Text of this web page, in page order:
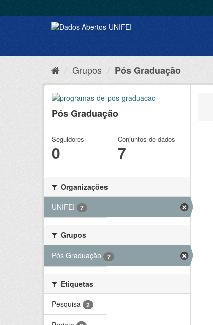
Grupos Pós Graduação
Pós Graduação
Seguidores
0
Conjuntos de dados
7
Organizações
UNIFEI
7
Grupos
Pós Graduação
7
Etiquetas
Pesquisa
2